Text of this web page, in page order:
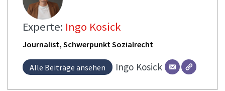
Experte: Ingo Kosick
Journalist, Schwerpunkt Sozialrecht
Alle Beiträge ansehen Ingo Kosick